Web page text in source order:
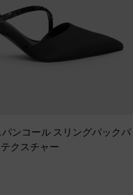
パンコール スリングバックパ
クスチャー